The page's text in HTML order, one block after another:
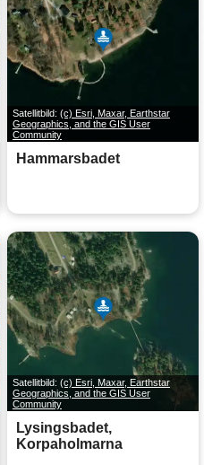
Satellitbild: (c) Esri, Maxar, Earthstar
Geographics, and the GIS User
Community
Hammarsbadet
Satellitbild: (c) Esri, Maxar, Earthstar
Geographics, and the GIS User
Community
Lysingsbadet,
Korpaholmarna